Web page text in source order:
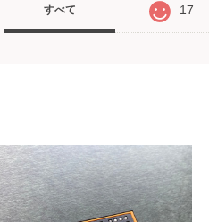
すべて 17